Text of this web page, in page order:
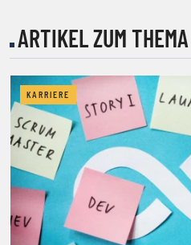
ARTIKEL ZUM THEMA
KARRIERE